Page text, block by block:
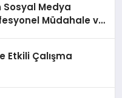
Sosyal Medya
Müdahale ve
Etkili Çalışma